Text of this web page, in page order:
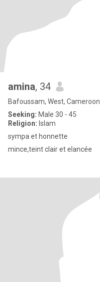
amina, 34
Bafoussam, West, Cameroon
Seeking: Male 30 - 45
Religion: Islam
sympa et honnette
mince,teint clair et elancée